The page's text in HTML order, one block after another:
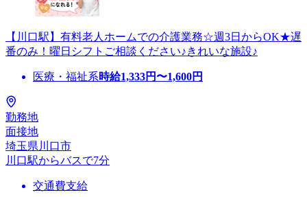
【川口駅】有料老人ホームでの介護業務☆週3日からOK★遅
番のみ！曜日シフトご相談ください♪きれいな施設♪
医療・福祉系時給1,333円〜1,600円
勤務地
面接地
埼玉県川口市
川口駅からバスで7分
交通費支給